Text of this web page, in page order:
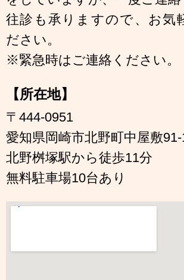
往診も承りますので、お気
ださい。
※緊急時はご連絡ください。
【所在地】
〒444-0951
愛知県岡崎市北野町中屋敷
北野桝塚駅から徒歩11分
無料駐車場10台あり